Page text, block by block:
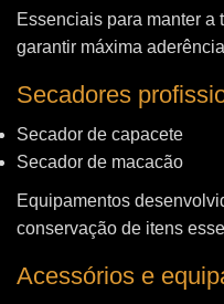
Essenciais para manter a
garantir máxima
Secadores
Secador de capacete
Secador de macacão
Equipamentos
conservação de itens
Acessórios e